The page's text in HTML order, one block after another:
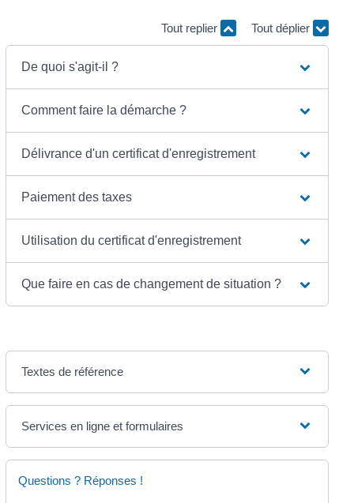
Tout replier Tout déplier
De quoi s'agit-il ?
Comment faire la démarche ?
Délivrance d'un certificat d'enregistrement
Paiement des taxes
Utilisation du certificat d'enregistrement
Que faire en cas de changement de situation ?
Textes de référence
Services en ligne et formulaires
Questions ? Réponses !